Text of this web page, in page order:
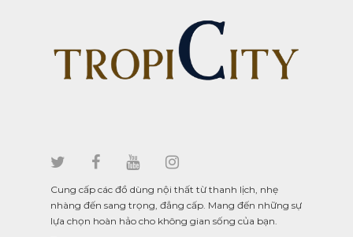
Cung cấp các đồ dùng nội thất từ thanh lịch, nhẹ
nhàng đến sang trọng, đẳng cấp. Mang đến những sự
lựa chọn hoàn hảo cho không gian sống của bạn.